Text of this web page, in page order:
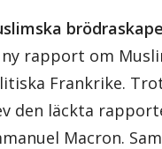
ny rapport om
Frankrike.
den läckta
Macron.